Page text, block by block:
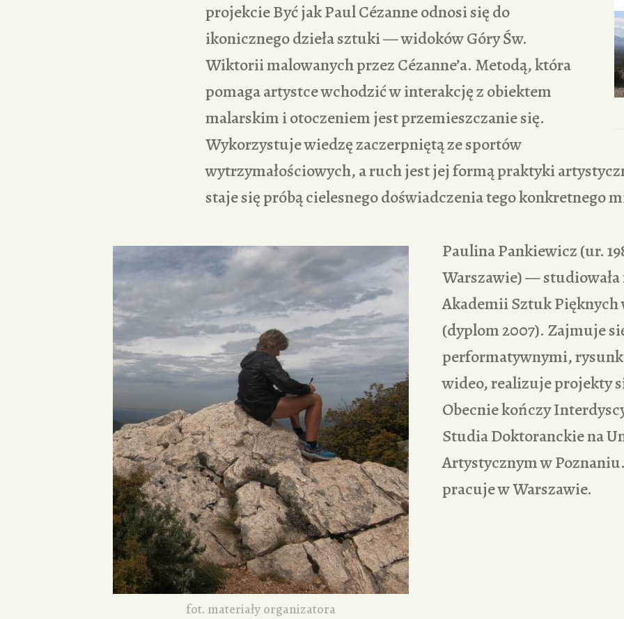
projekcie Być jak Paul Cézanne odnosi się do
ikonicznego dzieła sztuki — widoków Góry Św.
Wiktorii malowanych przez Cézanne’a. Metodą, która
pomaga artystce wchodzić w interakcję z obiektem
malarskim i otoczeniem jest przemieszczanie się.
Wykorzystuje wiedzę zaczerpniętą ze sportów
wytrzymałościowych, a ruch jest jej formą praktyki
staje się próbą cielesnego doświadczenia tego konkretnego
fot. materiały organizatora
Paulina Pankiewicz (ur.
Warszawie) —
Akademii Sztuk Pięknych
(dyplom 2007). Zajmuje
performatywnymi,
wideo, realizuje projekty
Obecnie kończy
Studia Doktoranckie na
Artystycznym w
pracuje w Warszawie.